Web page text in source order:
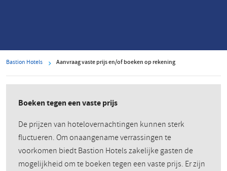
Bastion Hotels Aanvraag vaste prijs en/of boeken op rekening
Boeken tegen een vaste prijs
De prijzen van hotelovernachtingen kunnen sterk
fluctueren. Om onaangename verrassingen te
voorkomen biedt Bastion Hotels zakelijke gasten de
mogelijkheid om te boeken tegen een vaste prijs. Er zijn